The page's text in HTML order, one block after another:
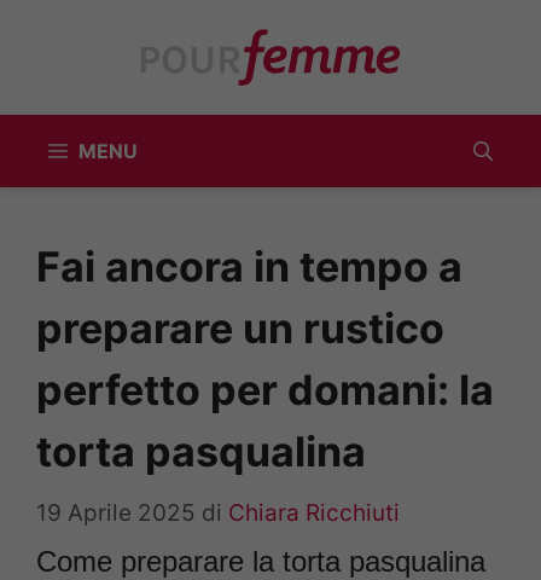
MENU
Fai ancora in tempo a
preparare un rustico
perfetto per domani: la
torta pasqualina
19 Aprile 2025 di Chiara Ricchiuti
Come preparare la torta pasqualina